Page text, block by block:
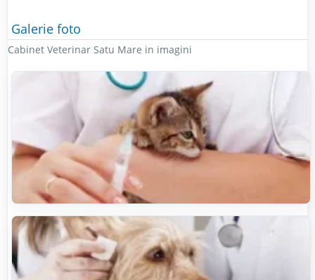
Galerie foto
Cabinet Veterinar Satu Mare in imagini